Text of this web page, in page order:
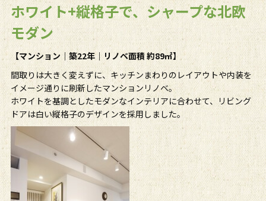
ホワイト+縦格子で、シャープな北欧
モダン
【マンション｜築22年｜リノベ面積 約89㎡】
間取りは大きく変えずに、キッチンまわりのレイアウトや内装を
イメージ通りに刷新したマンションリノベ。
ホワイトを基調としたモダンなインテリアに合わせて、リビング
ドアは白い縦格子のデザインを採用しました。